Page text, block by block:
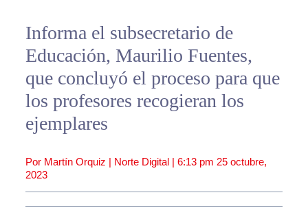
Informa el subsecretario de
Educación, Maurilio Fuentes,
que concluyó el proceso para que
los profesores recogieran los
ejemplares
Por Martín Orquiz | Norte Digital | 6:13 pm 25 octubre,
2023